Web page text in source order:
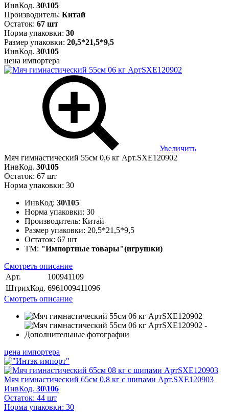
ИнвКод. 30\105
Производитель: Китай
Остаток: 67 шт
Норма упаковки: 30
Размер упаковки: 20,5*21,5*9,5
ИнвКод. 30\105
цена импортера
Увеличить
Мяч гимнастический 55см 0,6 кг Арт.SXE120902
ИнвКод. 30\105
Остаток: 67 шт
Норма упаковки: 30
ИнвКод: 30\105
Норма упаковки: 30
Производитель: Китай
Размер упаковки: 20,5*21,5*9,5
Остаток: 67 шт
ТМ: "Импортные товары"(игрушки)
Смотреть описание
Арт.
100941109
ШтрихКод. 6961009411096
Смотреть описание
цена импортера
Мяч гимнастический 65см 0,8 кг с шипами Арт.SXE120903
ИнвКод. 30\106
Остаток: 44 шт
Норма упаковки: 30